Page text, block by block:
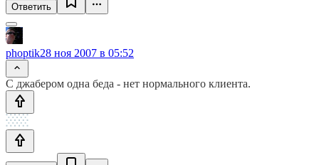
Ответить
phoptik28 ноя 2007 в 05:52
С джабером одна беда - нет нормального клиента.